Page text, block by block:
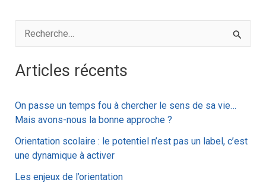
c
e
c
Articles récents
On passe un temps fou à chercher le sens de sa vie…
Mais avons-nous la bonne approche ?
Orientation scolaire : le potentiel n’est pas un label, c’est
une dynamique à activer
Les enjeux de l’orientation